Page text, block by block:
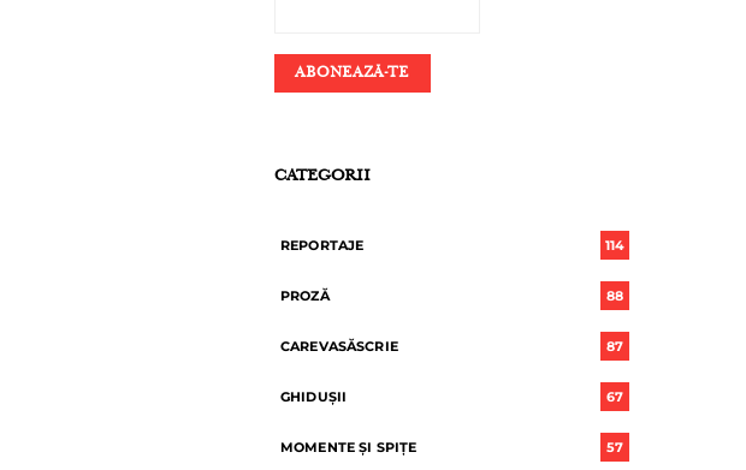
CATEGORII
REPORTAJE 114
PROZĂ 88
CAREVASĂSCRIE 87
GHIDUȘII 67
MOMENTE ȘI SPIȚE 57